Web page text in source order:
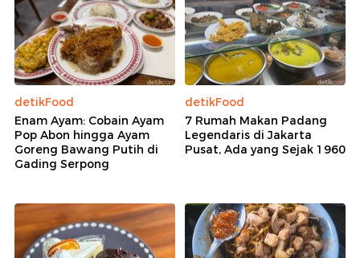
detikFood
Enam Ayam: Cobain Ayam
Pop Abon hingga Ayam
Goreng Bawang Putih di
Gading Serpong
detikFood
7 Rumah Makan Padang
Legendaris di Jakarta
Pusat, Ada yang Sejak 1960